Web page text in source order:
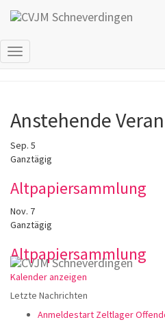
Navigation
Anstehende
Sep. 5
Ganztägig
Altpapiersammlung
Nov. 7
Ganztägig
Altpapiersammlung
Kalender anzeigen
Letzte Nachrichten
Anmeldestart Zeltlager